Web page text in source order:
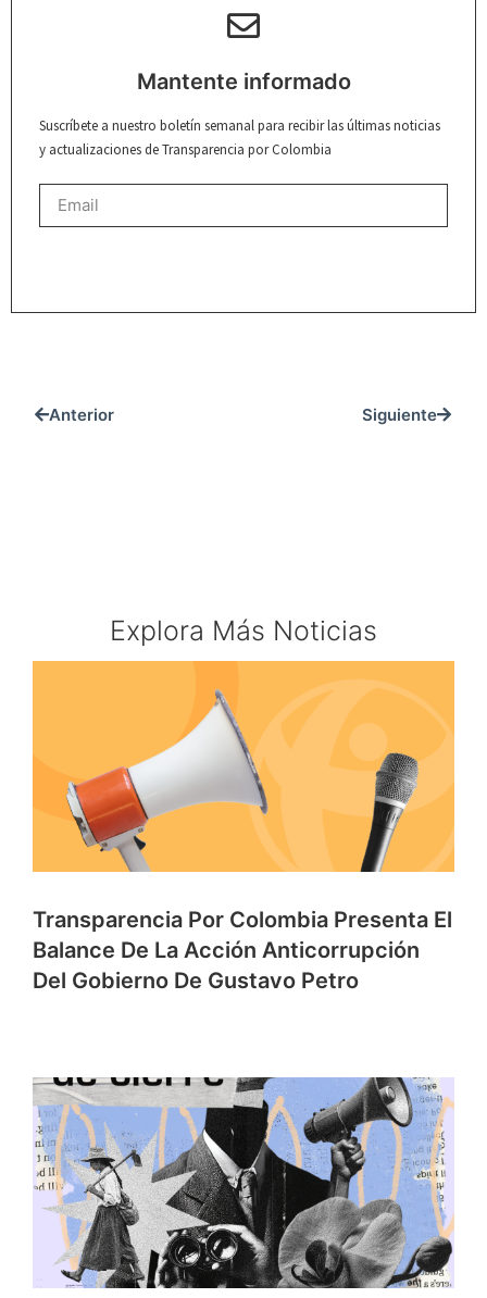
Mantente informado
Suscríbete a nuestro boletín semanal para recibir las últimas noticias
y actualizaciones de Transparencia por Colombia
Anterior Siguiente
Explora Más Noticias
Transparencia Por Colombia Presenta El
Balance De La Acción Anticorrupción
Del Gobierno De Gustavo Petro